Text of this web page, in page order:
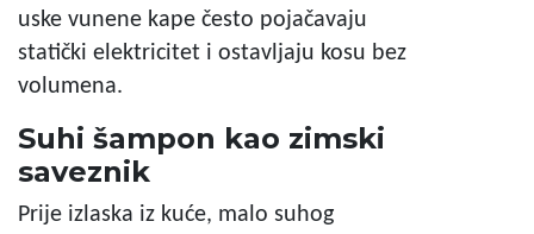
uske vunene kape često pojačavaju
statički elektricitet i ostavljaju kosu bez
volumena.
Suhi šampon kao zimski
saveznik
Prije izlaska iz kuće, malo suhog